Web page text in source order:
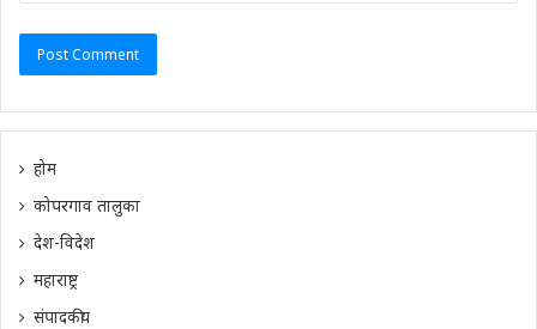
होम
कोपरगाव तालुका
देश-विदेश
महाराष्ट्र
संपादकीय